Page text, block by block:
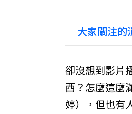
大家關注的
卻沒想到影片
西？怎麼這麼
婷），但也有